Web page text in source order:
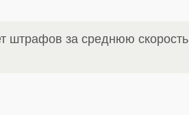
штрафов за среднюю скорость